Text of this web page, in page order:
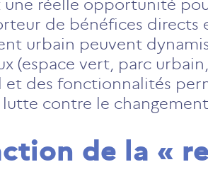
réelle opportunité
de bénéfices directs
urbain peuvent
(espace vert, parc
des fonctionnalités
contre le
de la «